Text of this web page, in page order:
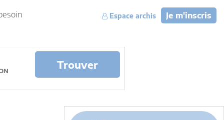
Je m'inscris
Espace archis
Trouver